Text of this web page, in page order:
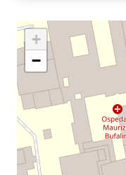
e
Concorsi
Seguici
su
+
−